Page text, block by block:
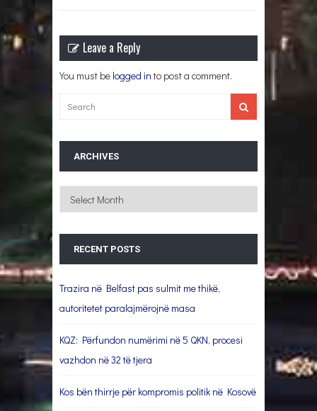
Leave a Reply
You must be logged in to post a comment.
ARCHIVES
Archives
RECENT POSTS
Trazira në Belfast pas sulmit me thikë,
autoritetet paralajmërojnë masa
KQZ: Përfundon numërimi në 5 QKN, procesi
vazhdon në 32 të tjera
Kos bën thirrje për kompromis politik në Kosovë